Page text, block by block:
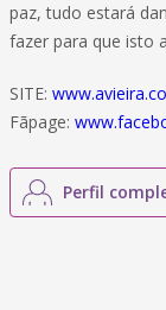
paz, tudo estará
fazer para que isto
SITE:
Fãpage:
Perfil